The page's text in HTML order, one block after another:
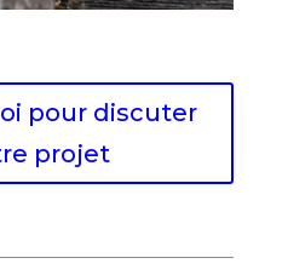
pour discuter
projet